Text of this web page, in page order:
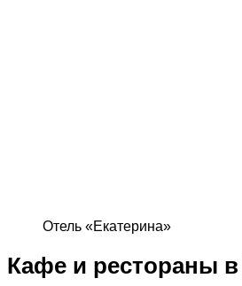
Отель «Екатерина»
Кафе и рестораны